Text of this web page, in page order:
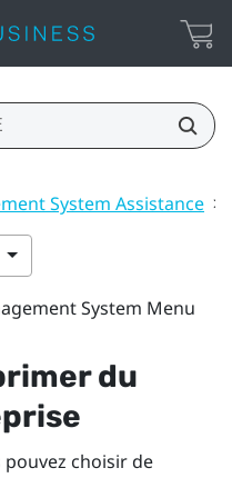
System Assistance >
System Menu
du
pouvez choisir de